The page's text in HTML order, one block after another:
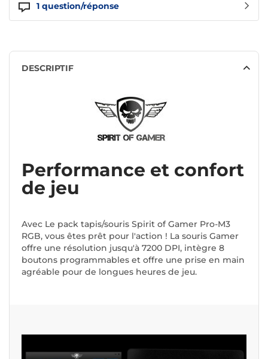
1 question/réponse
DESCRIPTIF
Performance et confort
de jeu
Avec Le pack tapis/souris Spirit of Gamer Pro-M3
RGB, vous êtes prêt pour l'action ! La souris Gamer
offre une résolution jusqu'à 7200 DPI, intègre 8
boutons programmables et offre une prise en main
agréable pour de longues heures de jeu.